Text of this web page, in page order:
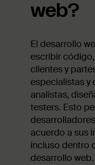
web?
El desarrollo
escribir
clientes y
especialistas y
analistas,
testers. Esto
acuerdo a sus
incluso dentro
desarrollo web.